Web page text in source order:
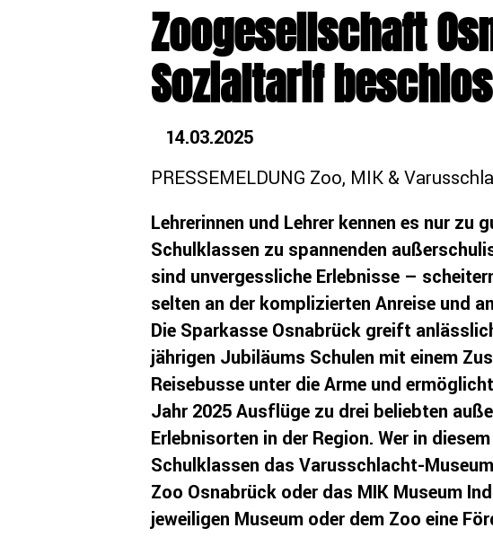
Zoogesellschaft
Sozialtarif
14.03.2025
PRESSEMELDUNG Zoo, MIK &
Lehrerinnen und Lehrer kennen es nur zu
Schulklassen zu spannenden
sind unvergessliche Erlebnisse –
selten an der komplizierten Anreise und
Die Sparkasse Osnabrück greift
jährigen Jubiläums Schulen mit einem
Reisebusse unter die Arme und
Jahr 2025 Ausflüge zu drei beliebten
Erlebnisorten in der Region. Wer in
Schulklassen das Varusschlacht-
Zoo Osnabrück oder das MIK Museum
jeweiligen Museum oder dem Zoo eine